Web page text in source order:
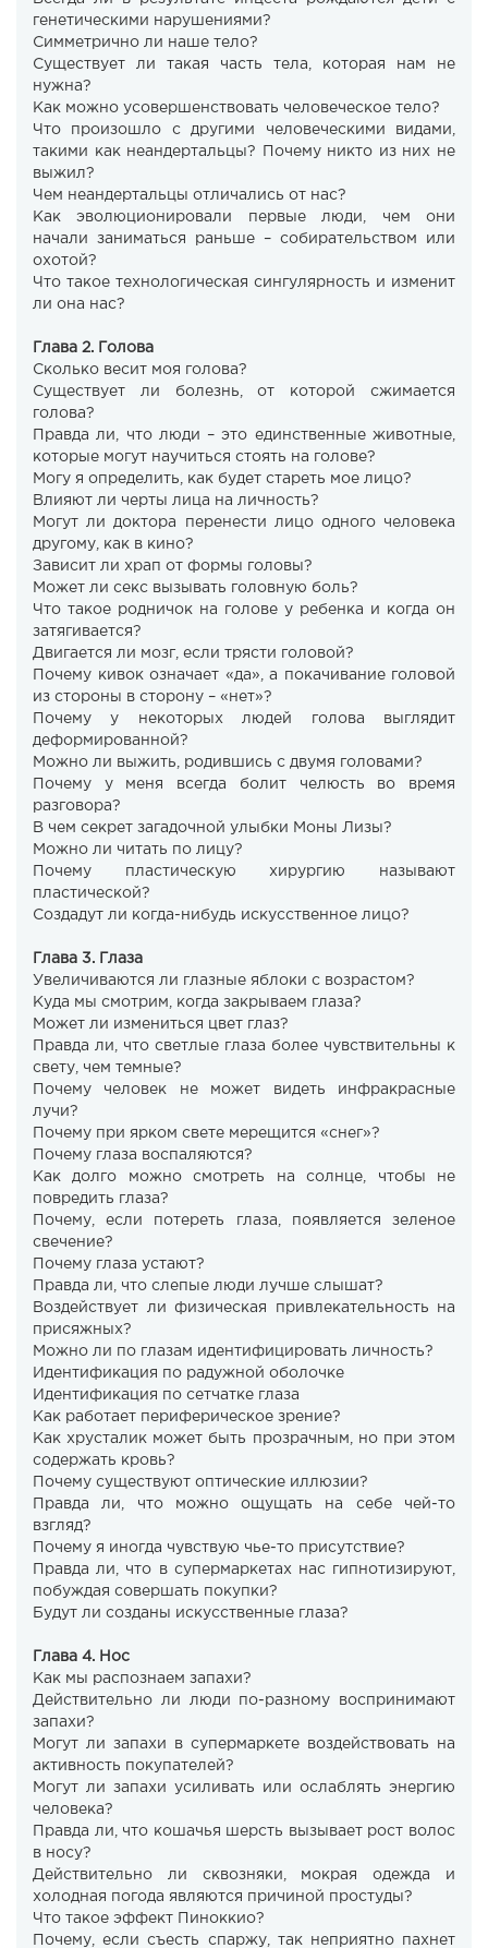
генетическими нарушениями?
Симметрично ли наше тело?
Существует ли такая часть тела, которая нам не
нужна?
Как можно усовершенствовать человеческое тело?
Что произошло с другими человеческими видами,
такими как неандертальцы? Почему никто из них не
выжил?
Чем неандертальцы отличались от нас?
Как эволюционировали первые люди, чем они
начали заниматься раньше – собирательством или
охотой?
Что такое технологическая сингулярность и изменит
ли она нас?
Глава 2. Голова
Сколько весит моя голова?
Существует ли болезнь, от которой сжимается
голова?
Правда ли, что люди – это единственные животные,
которые могут научиться стоять на голове?
Могу я определить, как будет стареть мое лицо?
Влияют ли черты лица на личность?
Могут ли доктора перенести лицо одного человека
другому, как в кино?
Зависит ли храп от формы головы?
Может ли секс вызывать головную боль?
Что такое родничок на голове у ребенка и когда он
затягивается?
Двигается ли мозг, если трясти головой?
Почему кивок означает «да», а покачивание головой
из стороны в сторону – «нет»?
Почему у некоторых людей голова выглядит
деформированной?
Можно ли выжить, родившись с двумя головами?
Почему у меня всегда болит челюсть во время
разговора?
В чем секрет загадочной улыбки Моны Лизы?
Можно ли читать по лицу?
Почему пластическую хирургию называют
пластической?
Создадут ли когда-нибудь искусственное лицо?
Глава 3. Глаза
Увеличиваются ли глазные яблоки с возрастом?
Куда мы смотрим, когда закрываем глаза?
Может ли измениться цвет глаз?
Правда ли, что светлые глаза более чувствительны к
свету, чем темные?
Почему человек не может видеть инфракрасные
лучи?
Почему при ярком свете мерещится «снег»?
Почему глаза воспаляются?
Как долго можно смотреть на солнце, чтобы не
повредить глаза?
Почему, если потереть глаза, появляется зеленое
свечение?
Почему глаза устают?
Правда ли, что слепые люди лучше слышат?
Воздействует ли физическая привлекательность на
присяжных?
Можно ли по глазам идентифицировать личность?
Идентификация по радужной оболочке
Идентификация по сетчатке глаза
Как работает периферическое зрение?
Как хрусталик может быть прозрачным, но при этом
содержать кровь?
Почему существуют оптические иллюзии?
Правда ли, что можно ощущать на себе чей-то
взгляд?
Почему я иногда чувствую чье-то присутствие?
Правда ли, что в супермаркетах нас гипнотизируют,
побуждая совершать покупки?
Будут ли созданы искусственные глаза?
Глава 4. Нос
Как мы распознаем запахи?
Действительно ли люди по-разному воспринимают
запахи?
Могут ли запахи в супермаркете воздействовать на
активность покупателей?
Могут ли запахи усиливать или ослаблять энергию
человека?
Правда ли, что кошачья шерсть вызывает рост волос
в носу?
Действительно ли сквозняки, мокрая одежда и
холодная погода являются причиной простуды?
Что такое эффект Пиноккио?
Почему, если съесть спаржу, так неприятно пахнет